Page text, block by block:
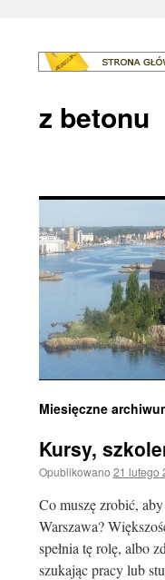
z betonu
Miesięczne
Kursy,
Opublikowano 21 lutego
Co muszę zrobić,
Warszawa?
spełnia tę rolę, albo
szukając pracy lub